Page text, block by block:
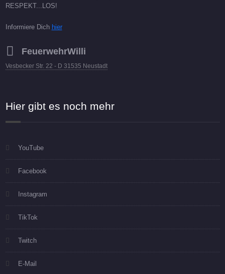
RESPEKT...LOS!
Informiere Dich hier
FeuerwehrWilli
Vesbecker Str. 22 - D 31535 Neustadt
Hier gibt es noch mehr
YouTube
Facebook
Instagram
TikTok
Twitch
E-Mail